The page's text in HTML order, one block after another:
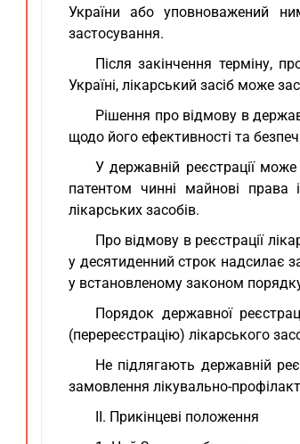
України або уповноважений
застосування.
Після закінчення терміну,
Україні, лікарський засіб може
Рішення про відмову в
щодо його ефективності та
У державній реєстрації
патентом чинні майнові права
лікарських засобів.
Про відмову в реєстрації
у десятиденний строк надсилає
у встановленому законом
Порядок державної
(перереєстрацію) лікарського
Не підлягають державній
замовлення лікувально-
II. Прикінцеві положення